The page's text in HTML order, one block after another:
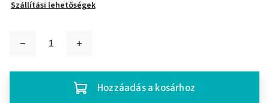
Szállítási lehetőségek
Hozzáadás a kosárhoz